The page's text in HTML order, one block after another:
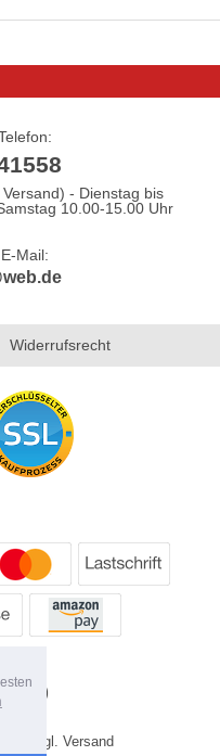
- Dienstag bis
10.00-15.00 Uhr
Mail:
Widerrufsrecht
zzgl. Versand